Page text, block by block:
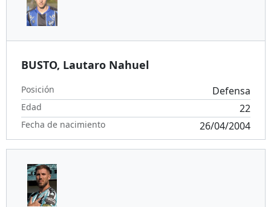
BUSTO, Lautaro Nahuel
Posición Defensa
Edad 22
Fecha de nacimiento 26/04/2004